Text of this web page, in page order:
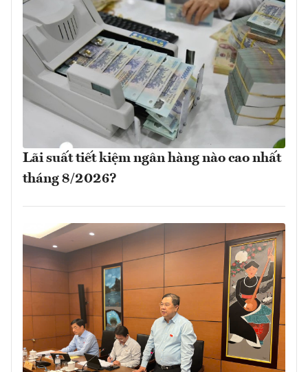
Lãi suất tiết kiệm ngân hàng nào cao nhất
tháng 8/2026?